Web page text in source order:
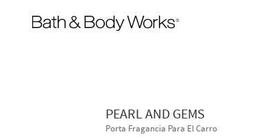
PEARL AND GEMS
Porta Fragancia Para El Carro